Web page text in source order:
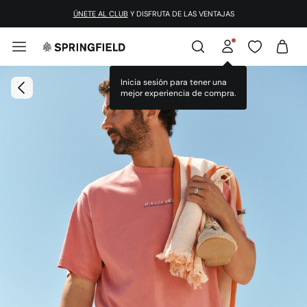
ÚNETE AL CLUB Y DISFRUTA DE LAS VENTAJAS